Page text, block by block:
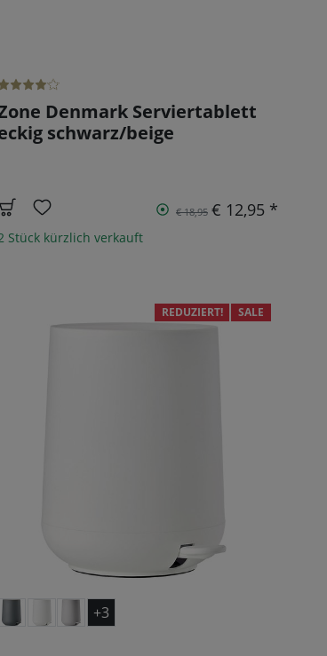
Denmark Serviertablett
schwarz/beige
€ 18,95 € 12,95 *
Stück kürzlich verkauft
REDUZIERT! SALE
+3